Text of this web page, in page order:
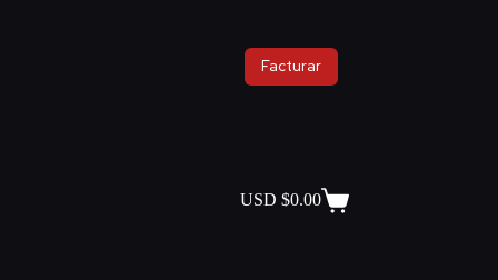
Facturar
USD $0.00